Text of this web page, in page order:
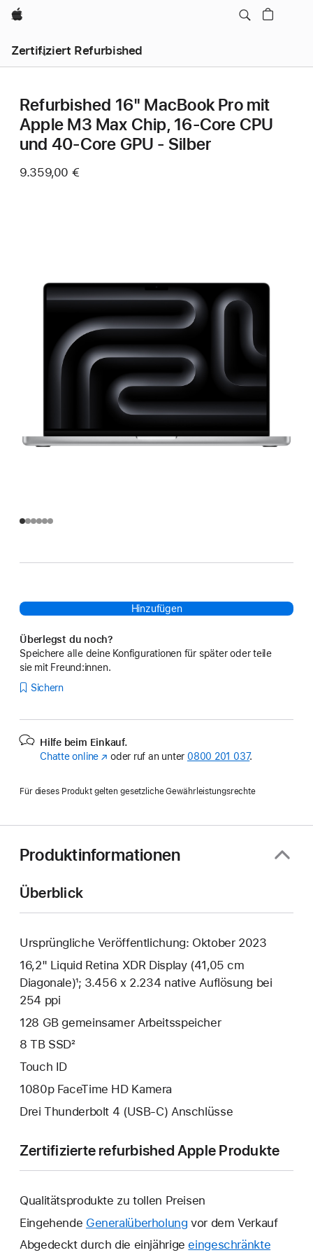
Apple
Zertifiziert Refurbished
Refurbished 16" MacBook Pro mit
Apple M3 Max Chip, 16‑Core CPU
und 40‑Core GPU - Silber
9.359,00 €
Hinzufügen
Überlegst du noch?
Speichere alle deine Konfigurationen für später oder teile
sie mit Freund:innen.
Sichern
Hilfe beim Einkauf.
Chatte online (Öffnet
Fenster)
oder ruf an unter 0800 201 037.
Für dieses Produkt gelten gesetzliche Gewährleistungsrechte
Produktinformationen
Überblick
Ursprüngliche Veröffentlichung: Oktober 2023
16,2" Liquid Retina XDR Display (41,05 cm
Diagonale)¹; 3.456 x 2.234 native Auflösung bei
254 ppi
128 GB gemeinsamer Arbeits­speicher
8 TB SSD²
Touch ID
1080p FaceTime HD Kamera
Drei Thunderbolt 4 (USB‑C) Anschlüsse
Zertifizierte refurbished Apple Produkte
Qualitätsprodukte zu tollen Preisen
Eingehende Generalüberholung vor dem Verkauf
Abgedeckt durch die einjährige eingeschränkte